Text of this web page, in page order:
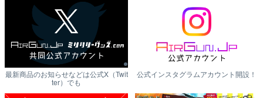
最新商品のお知らせなどは公式X（Twit
ter）でも
公式インスタグラムアカウント開設！